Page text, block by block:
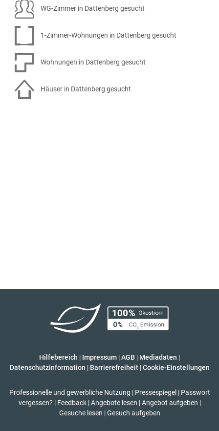
WG-Zimmer in Dattenberg gesucht
1-Zimmer-Wohnungen in Dattenberg gesucht
Wohnungen in Dattenberg gesucht
Häuser in Dattenberg gesucht
Hilfebereich | Impressum |AGB | Mediadaten |
Datenschutzinformation | Barrierefreiheit | Cookie-Einstellungen
Professionelle und gewerbliche Nutzung | Pressespiegel | Passwort
vergessen? | Feedback | Angebote lesen | Angebot aufgeben |
Gesuche lesen | Gesuch aufgeben